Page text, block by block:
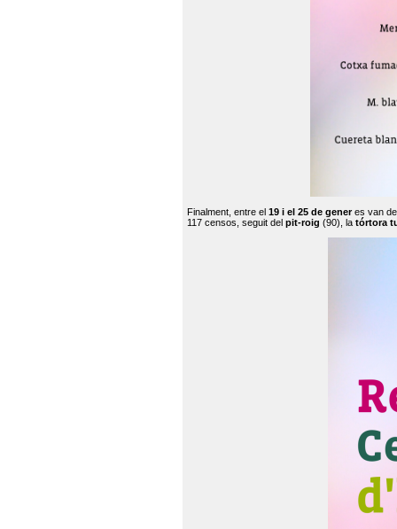
Finalment, entre el 19 i el 25 de generes van
117 censos, seguit del pit-roig (90), la tórtora